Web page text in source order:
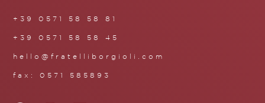
+39 0571 58 58 81
+39 0571 58 58 45
hello@fratelliborgioli.com
fax: 0571 585893